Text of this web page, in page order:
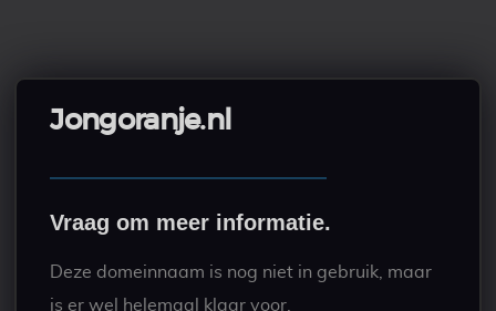
Jongoranje.nl
Vraag om meer informatie.
Deze domeinnaam is nog niet in gebruik, maar
is er wel helemaal klaar voor.